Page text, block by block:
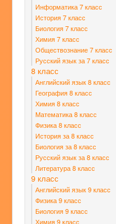
Информатика 7 класс
История 7 класс
Биология 7 класс
Химия 7 класс
Обществознание 7 класс
Русский язык за 7 класс
8 класс
Английский язык 8 класс
География 8 класс
Химия 8 класс
Математика 8 класс
Физика 8 класс
История за 8 класс
Биология за 8 класс
Русский язык за 8 класс
Литература 8 класс
9 класс
Английский язык 9 класс
Физика 9 класс
Биология 9 класс
Химия 9 класс